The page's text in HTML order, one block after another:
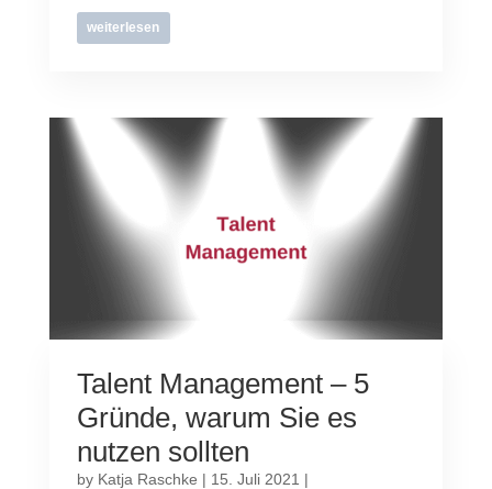
weiterlesen
Talent Management – 5
Gründe, warum Sie es
nutzen sollten
by Katja Raschke | 15. Juli 2021 |